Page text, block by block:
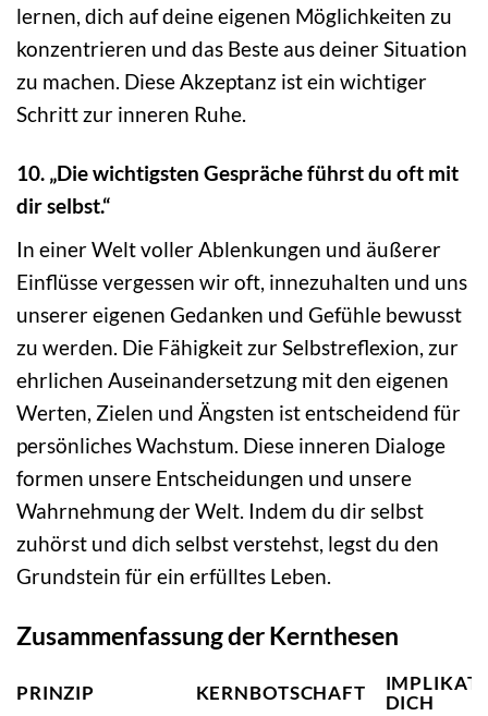
lernen, dich auf deine eigenen Möglichkeiten zu
konzentrieren und das Beste aus deiner Situation
zu machen. Diese Akzeptanz ist ein wichtiger
Schritt zur inneren Ruhe.
10. „Die wichtigsten Gespräche führst du oft mit
dir selbst.“
In einer Welt voller Ablenkungen und äußerer
Einflüsse vergessen wir oft, innezuhalten und uns
unserer eigenen Gedanken und Gefühle bewusst
zu werden. Die Fähigkeit zur Selbstreflexion, zur
ehrlichen Auseinandersetzung mit den eigenen
Werten, Zielen und Ängsten ist entscheidend für
persönliches Wachstum. Diese inneren Dialoge
formen unsere Entscheidungen und unsere
Wahrnehmung der Welt. Indem du dir selbst
zuhörst und dich selbst verstehst, legst du den
Grundstein für ein erfülltes Leben.
Zusammenfassung der Kernthesen
PRINZIP KERNBOTSCHAFT
DICH